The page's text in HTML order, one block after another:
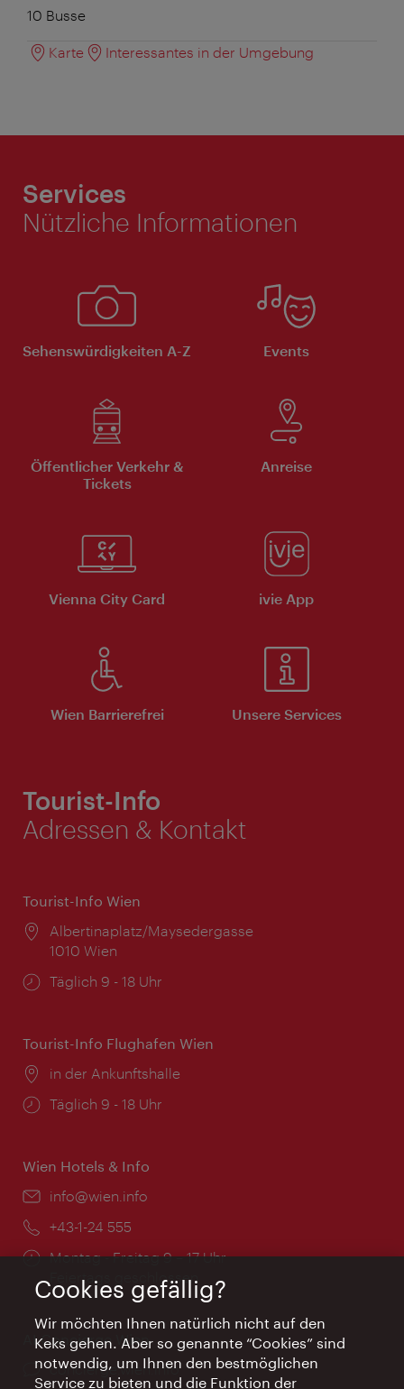
10 Busse
Karte Interessantes in der Umgebung
Services
Nützliche Informationen
Sehenswürdigkeiten A-Z Events
Öffentlicher Verkehr &
Tickets
Anreise
Vienna City Card ivie App
Wien Barrierefrei Unsere Services
Tourist-Info
Adressen & Kontakt
Tourist-Info Wien
Ort:
Albertinaplatz/Maysedergasse
1010 Wien
Öffnungszeiten:
Täglich 9 - 18 Uhr
Tourist-Info Flughafen Wien
Ort:
in der Ankunftshalle
Öffnungszeiten:
Täglich 9 - 18 Uhr
Wien Hotels & Info
Email:
info@wien.info
Telefon:
+43-1-24 555
Öffnungszeiten:
Montag - Freitag 9 – 17 Uhr
Feiertags geschlossen
AI Concierge Wien
Ort:
concierge.wien.info
Cookies gefällig?
Wir möchten Ihnen natürlich nicht auf den
Keks gehen. Aber so genannte “Cookies” sind
notwendig, um Ihnen den bestmöglichen
Service zu bieten und die Funktion der